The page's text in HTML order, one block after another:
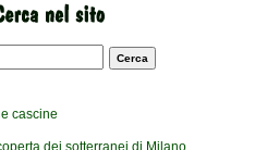
di ricerca